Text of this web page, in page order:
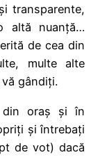
transparente,
altă nuanță…
de cea din
multe alte
gândiți.
din oraș și în
și întrebați
de vot) dacă